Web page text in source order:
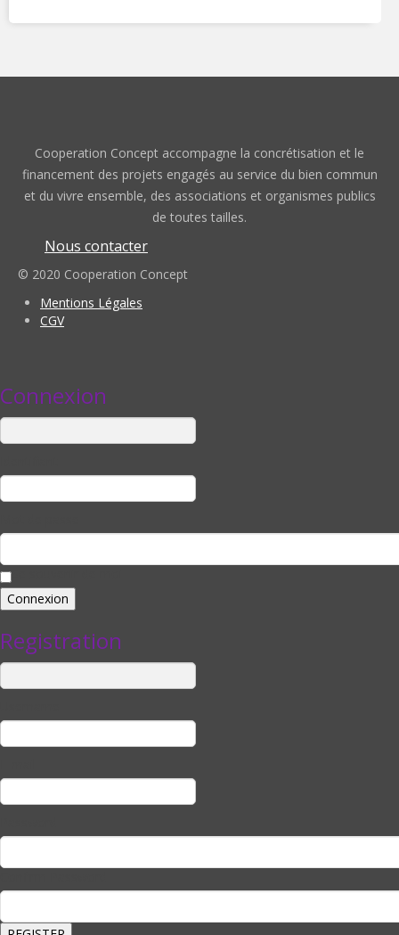
Cooperation Concept accompagne la concrétisation et le
financement des projets engagés au service du bien commun
et du vivre ensemble, des associations et organismes publics
de toutes tailles.
Nous contacter
© 2020 Cooperation Concept
Mentions Légales
CGV
Connexion
Registration